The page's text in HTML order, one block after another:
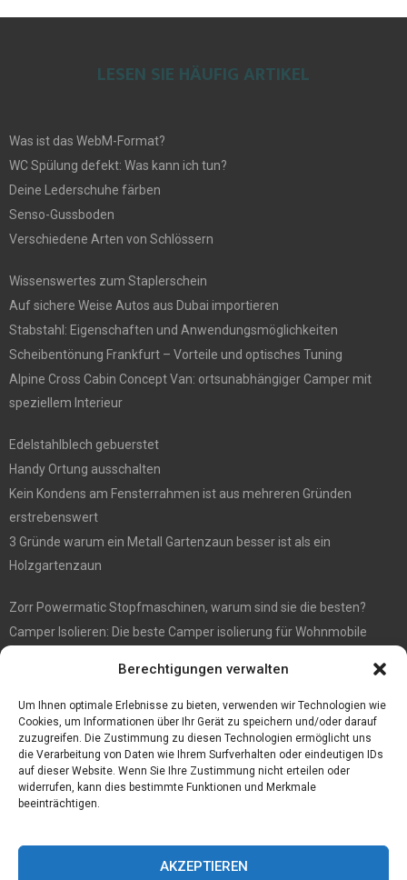
Berechtigungen verwalten
Um Ihnen optimale Erlebnisse zu bieten, verwenden wir Technologien wie
Cookies, um Informationen über Ihr Gerät zu speichern und/oder darauf
zuzugreifen. Die Zustimmung zu diesen Technologien ermöglicht uns
die Verarbeitung von Daten wie Ihrem Surfverhalten oder eindeutigen IDs
auf dieser Website. Wenn Sie Ihre Zustimmung nicht erteilen oder
widerrufen, kann dies bestimmte Funktionen und Merkmale
beeinträchtigen.
AKZEPTIEREN
LESEN SIE HÄUFIG ARTIKEL
Was ist das WebM-Format?
WC Spülung defekt: Was kann ich tun?
Deine Lederschuhe färben
Senso-Gussboden
Verschiedene Arten von Schlössern
Wissenswertes zum Staplerschein
Auf sichere Weise Autos aus Dubai importieren
Stabstahl: Eigenschaften und Anwendungsmöglichkeiten
Scheibentönung Frankfurt – Vorteile und optisches Tuning
Alpine Cross Cabin Concept Van: ortsunabhängiger Camper mit
speziellem Interieur
Edelstahlblech gebuerstet
Handy Ortung ausschalten
Kein Kondens am Fensterrahmen ist aus mehreren Gründen
erstrebenswert
3 Gründe warum ein Metall Gartenzaun besser ist als ein
Holzgartenzaun
Zorr Powermatic Stopfmaschinen, warum sind sie die besten?
Camper Isolieren: Die beste Camper isolierung für Wohnmobile
Immobilienmakler Gökay Gündüz
Masterarbeit auf Englisch: Anleitung zum Verfassen